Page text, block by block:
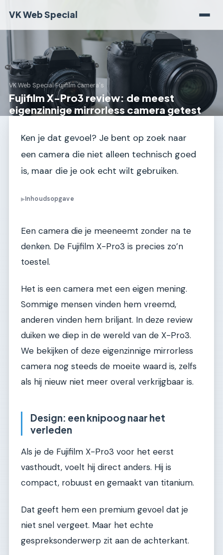
VK Web Special
VK Web Special›Fujifilm camera's
Fujifilm X-Pro3 review: de meest
eigenzinnige mirrorless camera getest
Ken je dat gevoel? Je bent op zoek naar
een camera die niet alleen technisch goed
is, maar die je ook echt wilt gebruiken.
▶Inhoudsopgave
Een camera die je meeneemt zonder na te
denken. De Fujifilm X-Pro3 is precies zo’n
toestel.
Het is een camera met een eigen mening.
Sommige mensen vinden hem vreemd,
anderen vinden hem briljant. In deze review
duiken we diep in de wereld van de X-Pro3.
We bekijken of deze eigenzinnige mirrorless
camera nog steeds de moeite waard is, zelfs
als hij nieuw niet meer overal verkrijgbaar is.
Design: een knipoog naar het
verleden
Als je de Fujifilm X-Pro3 voor het eerst
vasthoudt, voelt hij direct anders. Hij is
compact, robuust en gemaakt van titanium.
Dat geeft hem een premium gevoel dat je
niet snel vergeet. Maar het echte
gespreksonderwerp zit aan de achterkant.